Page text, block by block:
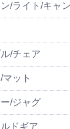
/ライト/キャ
/チェア
マット
/ジャグ
ドギア